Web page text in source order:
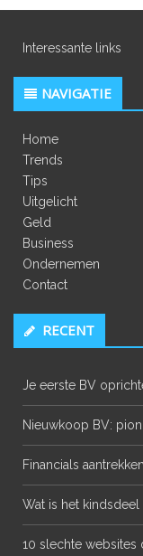
Interessante links
NAVIGATIE
Home
Trends
Tips
Uitgelicht
Geld
Business
Ondernemen
Contact
RECENT
Je eerste BV
Nieuwkoop BV:
Financials
Wat is het
10 slechte websites